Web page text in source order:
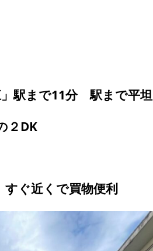
駅まで11分 駅まで平坦
２DK
ぐ近くで買物便利